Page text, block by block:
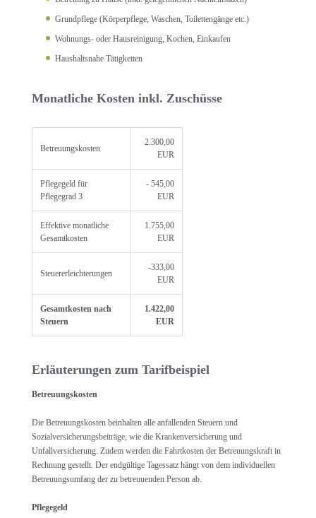
Grundpflege (Körperpflege, Waschen, Toilettengänge etc.)
Wohnungs- oder Hausreinigung, Kochen, Einkaufen
Haushaltsnahe Tätigkeiten
Monatliche Kosten inkl. Zuschüsse
Betreuungskosten
2.300,00
EUR
Pflegegeld für
Pflegegrad 3
- 545,00
EUR
Effektive monatliche
Gesamtkosten
1.755,00
EUR
Steuererleichterungen
-333,00
EUR
Gesamtkosten nach
Steuern
1.422,00
EUR
Erläuterungen zum Tarifbeispiel
Betreuungskosten
Die Betreuungskosten beinhalten alle anfallenden Steuern und
Sozialversicherungsbeiträge, wie die Krankenversicherung und
Unfallversicherung. Zudem werden die Fahrtkosten der Betreuungskraft in
Rechnung gestellt. Der endgültige Tagessatz hängt von dem individuellen
Betreuungsumfang der zu betreuuenden Person ab.
Pflegegeld